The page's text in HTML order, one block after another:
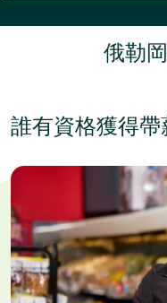
俄勒
誰有資格獲得帶